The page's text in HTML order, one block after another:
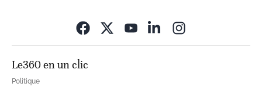
Le360 en un clic
Politique